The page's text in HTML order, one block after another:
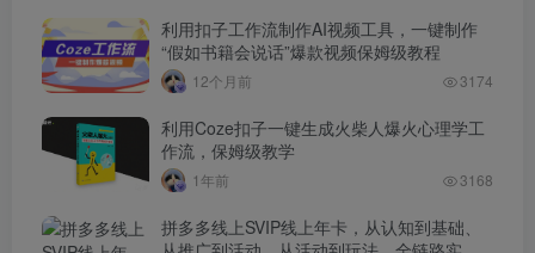
利用扣子工作流制作AI视频工具，一键制作
“假如书籍会说话”爆款视频保姆级教程
12个月前 3174
利用Coze扣子一键生成火柴人爆火心理学工
作流，保姆级教学
1年前 3168
拼多多线上SVIP线上年卡，从认知到基础、